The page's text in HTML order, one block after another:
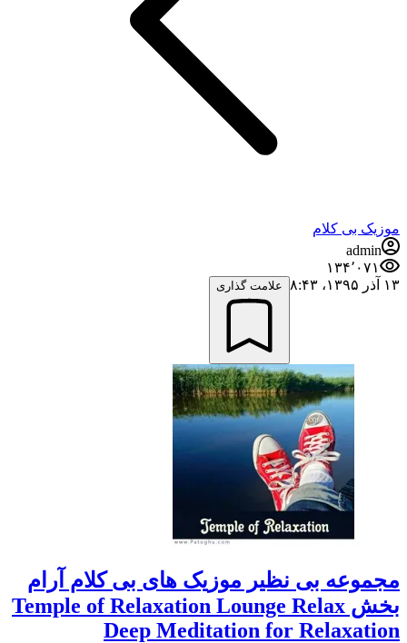
موزیک بی کلام
admin
۱۳۴٬۰۷۱
۱۳ آذر ۱۳۹۵،‏ ۸:۴۳
علامت گذاری
مجموعه بی نظیر موزیک های بی کلام آرام
بخش Temple of Relaxation Lounge Relax
Deep Meditation for Relaxation